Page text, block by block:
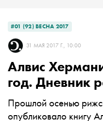
#01 (92) ВЕСНА 2017
31 МАЯ 2017 Г., 10:00
Алвис
год. Дневник
Прошлой осенью
опубликовало книгу